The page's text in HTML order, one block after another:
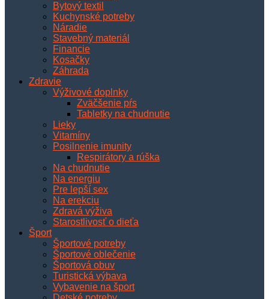
Bytový textil
Kuchynské potreby
Náradie
Stavebný materiál
Financie
Kosačky
Záhrada
Zdravie
Výživové doplnky
Zväčšenie pŕs
Tabletky na chudnutie
Lieky
Vitamíny
Posilnenie imunity
Respirátory a rúška
Na chudnutie
Na energiu
Pre lepší sex
Na erekciu
Zdravá výživa
Starostlivosť o dieťa
Šport
Športové potreby
Športové oblečenie
Športová obuv
Turistická výbava
Vybavenie na šport